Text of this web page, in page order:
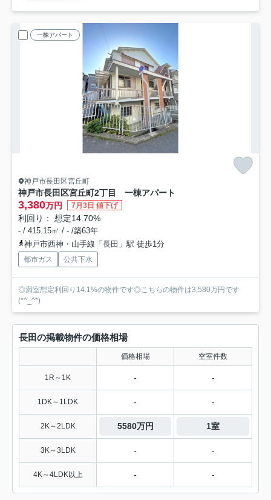
一棟アパート
神戸市長田区宮丘町
神戸市長田区宮丘町2丁目 一棟アパート
3,380万円 7月3日 値下げ
利回り： 想定14.70%
- / 415.15㎡ / - /築63年
神戸市西神・山手線「長田」駅 徒歩1分
都市ガス 公共下水
◎満室想定利回り14.1%の物件です◎こちらの物件は3,580万円です
(*^_^*)
長田の掲載物件の価格相場
価格相場 空室件数
1R～1K - -
1DK～1LDK - -
2K～2LDK 5580万円 1室
3K～3LDK - -
4K～4LDK以上 - -